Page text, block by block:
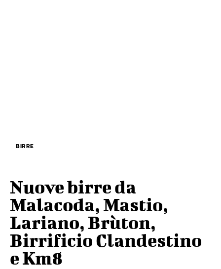
BIRRE
Nuove birre da
Malacoda, Mastio,
Lariano, Brùton,
Birrificio Clandestino
e Km8